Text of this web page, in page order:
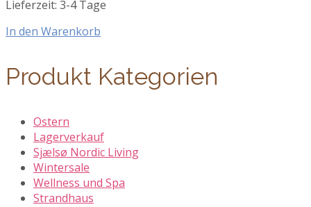
Lieferzeit: 3-4 Tage
In den Warenkorb
Produkt Kategorien
Ostern
Lagerverkauf
Sjælsø Nordic Living
Wintersale
Wellness und Spa
Strandhaus